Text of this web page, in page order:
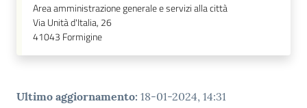
Area amministrazione generale e servizi alla città
Via Unità d'Italia, 26
41043 Formigine
Ultimo aggiornamento: 18-01-2024, 14:31